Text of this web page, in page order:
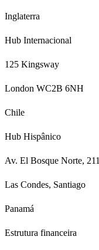
Inglaterra
Hub Internacional
125 Kingsway
London WC2B 6NH
Chile
Hub Hispânico
Av. El Bosque Norte, 211
Las Condes, Santiago
Panamá
Estrutura financeira